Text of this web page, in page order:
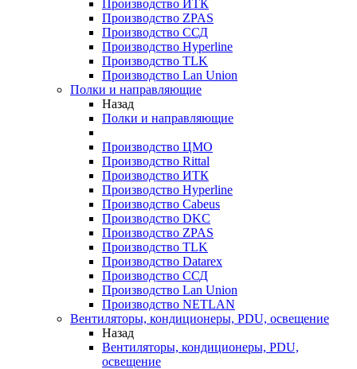
Производство ИТК
Производство ZPAS
Производство ССД
Производство Hyperline
Производство TLK
Производство Lan Union
Полки и направляющие
Назад
Полки и направляющие
Производство ЦМО
Производство Rittal
Производство ИТК
Производство Hyperline
Производство Cabeus
Производство DKC
Производство ZPAS
Производство TLK
Производство Datarex
Производство ССД
Производство Lan Union
Производство NETLAN
Вентиляторы, кондиционеры, PDU, освещение
Назад
Вентиляторы, кондиционеры, PDU,
освещение